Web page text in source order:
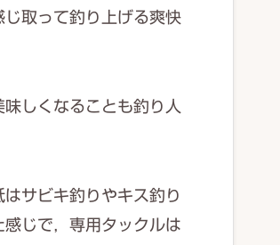
取って釣り上げる爽快
しくなることも釣り人
サビキ釣りやキス釣り
じで，専用タックルは